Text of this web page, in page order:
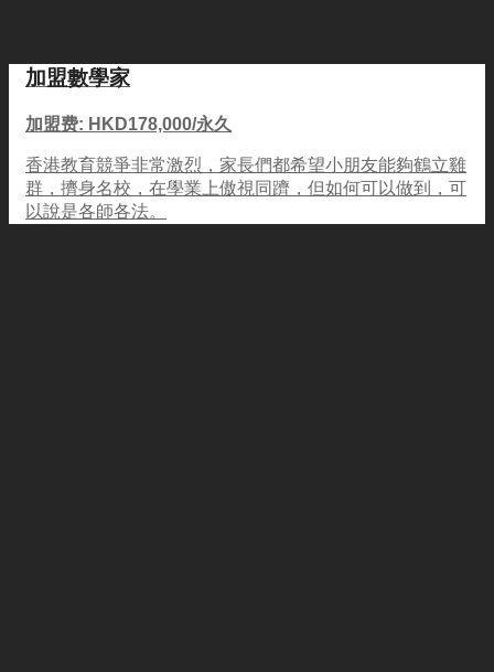
加盟數學家
加盟费: HKD178,000/永久
香港教育競爭非常激烈，家長們都希望小朋友能夠鶴立雞
群，擠身名校，在學業上傲視同躋，但如何可以做到，可
以說是各師各法。